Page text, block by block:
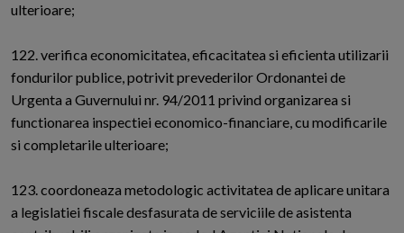
ulterioare;
122. verifica economicitatea, eficacitatea si eficienta utilizarii
fondurilor publice, potrivit prevederilor Ordonantei de
Urgenta a Guvernului nr. 94/2011 privind organizarea si
functionarea inspectiei economico-financiare, cu modificarile
si completarile ulterioare;
123. coordoneaza metodologic activitatea de aplicare unitara
a legislatiei fiscale desfasurata de serviciile de asistenta